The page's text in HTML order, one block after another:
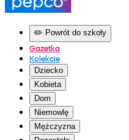
✏️ Powrót do szkoły
Gazetka
Kolekcje
Dziecko
Kobieta
Dom
Niemowlę
Mężczyzna